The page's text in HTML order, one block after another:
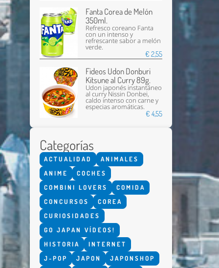
Fanta Corea de Melón
350ml.
Refresco coreano Fanta
con un intenso y
refrescante sabor a melón
verde.
€ 2,55
Fideos Udon Donburi
Kitsune al Curry 89g.
Udon japonés instantáneo
al curry Nissin Donbei,
caldo intenso con carne y
especias aromáticas.
€ 4,55
Categorías
ACTUALIDAD
ANIMALES
ANIME
COCHES
COMBINI LOVERS
COMIDA
CONCURSOS
COREA
CURIOSIDADES
GO JAPAN VÍDEOS!
HISTORIA
INTERNET
J-POP
JAPON
JAPONSHOP